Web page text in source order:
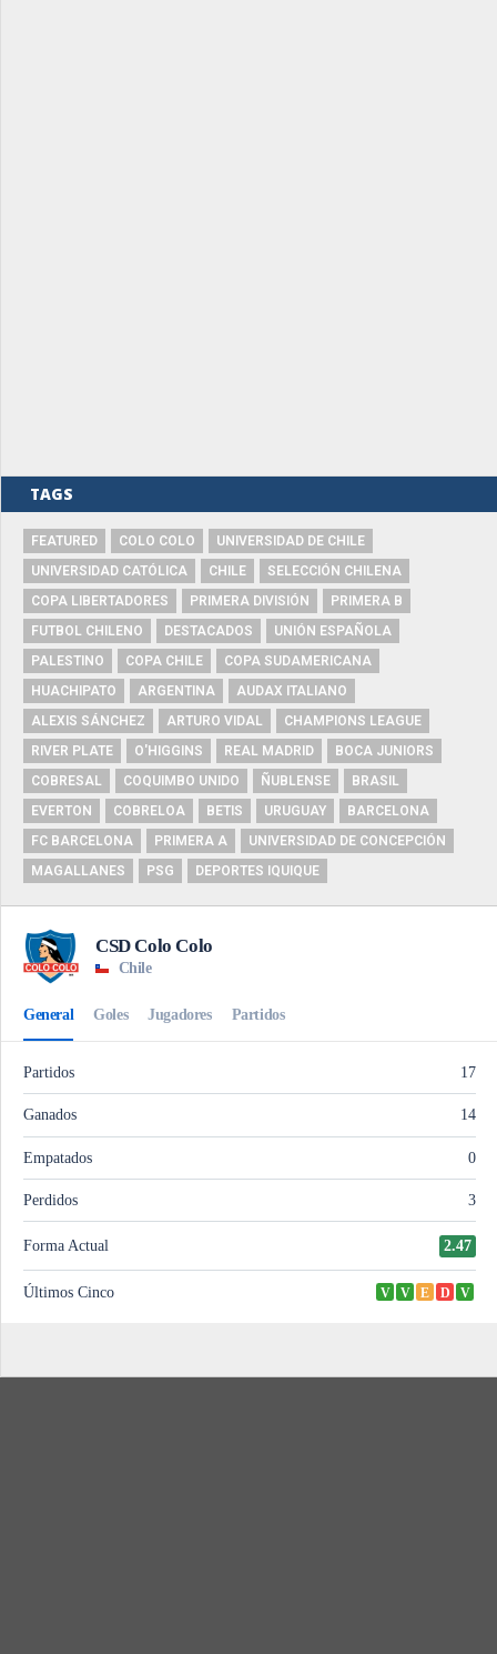
TAGS
FEATURED COLO COLO
UNIVERSIDAD DE CHILE
UNIVERSIDAD CATÓLICA
CHILE
SELECCIÓN CHILENA
COPA LIBERTADORES
PRIMERA DIVISIÓN
PRIMERA B
FUTBOL CHILENO
DESTACADOS
UNIÓN ESPAÑOLA
PALESTINO
COPA CHILE
COPA SUDAMERICANA
HUACHIPATO
ARGENTINA
AUDAX ITALIANO
ALEXIS SÁNCHEZ
ARTURO VIDAL
CHAMPIONS LEAGUE
RIVER PLATE
O'HIGGINS REAL MADRID
BOCA JUNIORS
COBRESAL
COQUIMBO UNIDO ÑUBLENSE
BRASIL
EVERTON
COBRELOA BETIS URUGUAY
BARCELONA
FC BARCELONA
PRIMERA A
UNIVERSIDAD DE CONCEPCIÓN
MAGALLANES
PSG DEPORTES IQUIQUE